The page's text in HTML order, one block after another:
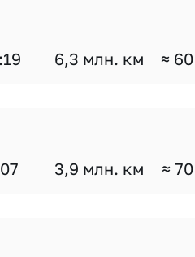
6,3 млн. км ≈
3,9 млн. км ≈